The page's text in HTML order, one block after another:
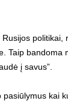
politikai,
Taip bandoma
į savus”.
pasiūlymus kai